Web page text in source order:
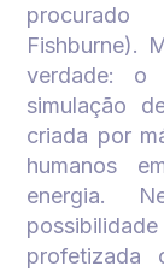
procurado
Fishburne).
verdade:
simulação
criada por
humanos
energia.
profetizada